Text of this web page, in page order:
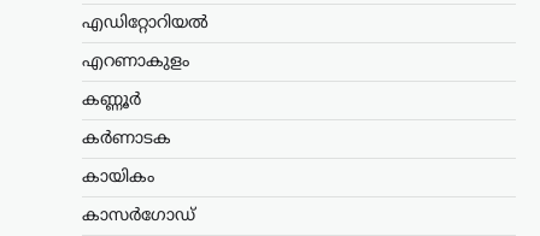
എഡിറ്റോറിയൽ
എറണാകുളം
കണ്ണൂർ
കർണാടക
കായികം
കാസർഗോഡ്
ജെൻ Zഉം ജെൻ
ആൽഫയും കൂടുതൽ
സത്യസന്ധർ; വിദ്യാഭ്യാസ
പരിഷ്കാരം വേണം:
മോഹൻ ഭാഗവത്
രാജ്യത്തെ യുവതലമുറയെയും